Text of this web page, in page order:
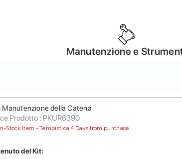
Manutenzione e
Manutenzione della Catena
Prodotto : PKUR6390
Stock Item - Tempistica 4 Days from purchase
del Kit: